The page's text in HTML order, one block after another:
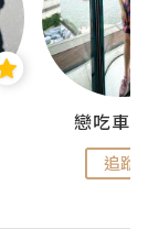
戀吃車
追蹤